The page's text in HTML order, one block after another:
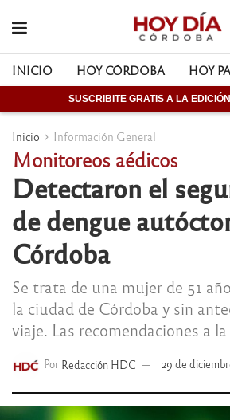
INICIO HOY CÓRDOBA HOY
SUSCRIBITE GRATIS A LA
Inicio Información General
Monitoreos aédicos
Detectaron el
de dengue
Córdoba
Se trata de una mujer de 51
la ciudad de Córdoba y sin
viaje. Las recomendaciones a la
Por Redacción HDC 29 de